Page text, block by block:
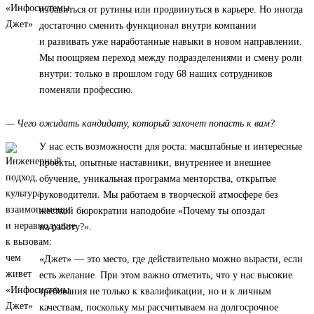
избавиться от рутины или продвинуться в карьере. Но иногда
достаточно сменить функционал внутри компании
и развивать уже наработанные навыки в новом направлении.
Мы поощряем переход между подразделениями и смену роли
внутри: только в прошлом году 68 наших сотрудников
поменяли профессию.
— Чего ожидать кандидату, который захочет попасть к вам?
У нас есть возможности для роста: масштабные и интересные
проекты, опытные наставники, внутреннее и внешнее
обучение, уникальная программа менторства, открытые
руководители. Мы работаем в творческой атмосфере без
жесткой бюрократии наподобие «Почему ты опоздал
на работу?».
«Джет» — это место, где действительно можно вырасти, если
есть желание. При этом важно отметить, что у нас высокие
требования не только к квалификации, но и к личным
качествам, поскольку мы рассчитываем на долгосрочное